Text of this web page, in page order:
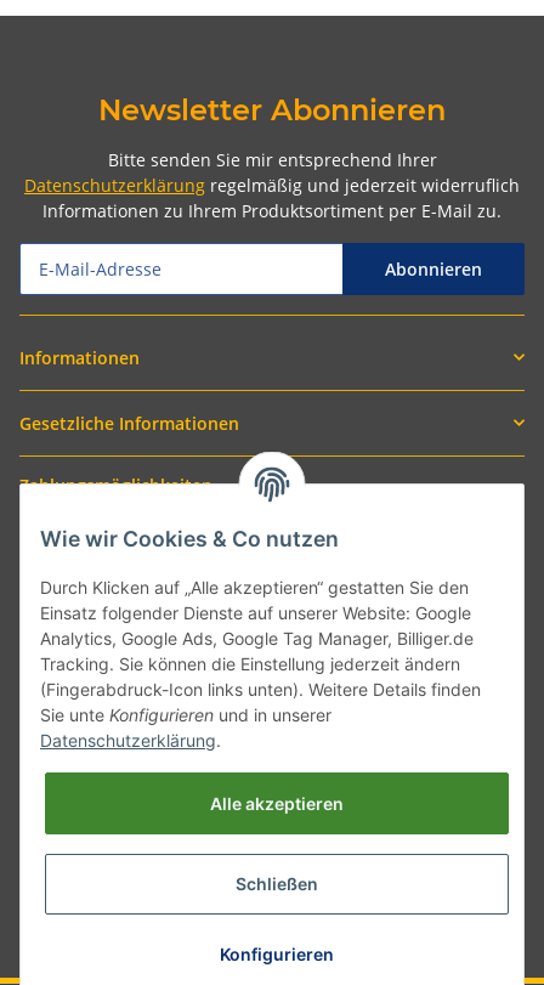
Newsletter Abonnieren
Bitte senden Sie mir entsprechend Ihrer
Datenschutzerklärung regelmäßig und jederzeit widerruflich
Informationen zu Ihrem Produktsortiment per E-Mail zu.
Abonnieren
Informationen
Gesetzliche Informationen
Zahlungsmöglichkeiten
Versand mit
* Alle Preise inkl. gesetzlicher USt., zzgl.Versand
Wie wir Cookies & Co nutzen
Durch Klicken auf „Alle akzeptieren“ gestatten Sie den
Einsatz folgender Dienste auf unserer Website: Google
Analytics, Google Ads, Google Tag Manager, Billiger.de
Tracking. Sie können die Einstellung jederzeit ändern
(Fingerabdruck-Icon links unten). Weitere Details finden
Sie unte Konfigurieren und in unserer
Datenschutzerklärung.
Alle akzeptieren
Schließen
Konfigurieren